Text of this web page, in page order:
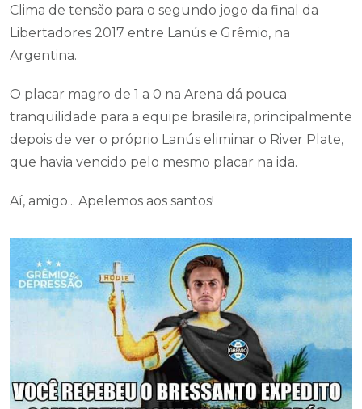
Clima de tensão para o segundo jogo da final da
Libertadores 2017 entre Lanús e Grêmio, na
Argentina.
O placar magro de 1 a 0 na Arena dá pouca
tranquilidade para a equipe brasileira, principalmente
depois de ver o próprio Lanús eliminar o River Plate,
que havia vencido pelo mesmo placar na ida.
Aí, amigo... Apelemos aos santos!